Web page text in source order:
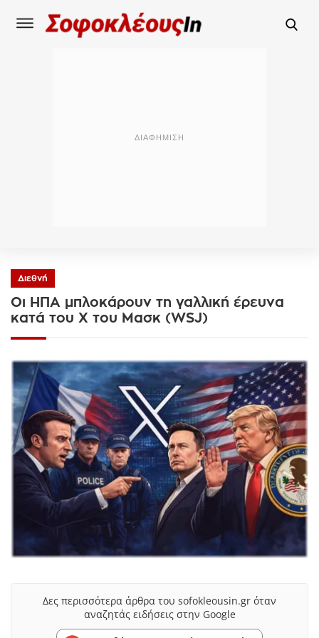
Διεθνή
Οι ΗΠΑ μπλοκάρουν τη γαλλική έρευνα
κατά του X του Μασκ (WSJ)
Δες περισσότερα άρθρα του sofokleousin.gr όταν
αναζητάς ειδήσεις στην Google